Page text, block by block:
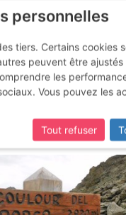
plus accessibles,
par le Pas
personnelles
tiers. Certains cookies
peuvent être ajustés
les
Vous pouvez les
Tout refuser